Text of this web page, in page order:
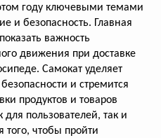
году ключевыми темами
и безопасность. Главная
важность
движения при доставке
Самокат уделяет
и стремится
продуктов и товаров
пользователей, так и
того, чтобы пройти
260 млн